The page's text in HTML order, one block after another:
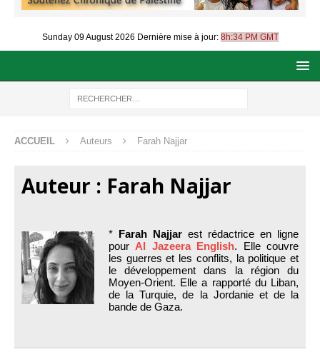
Sunday 09 August 2026 Dernière mise à jour: 8h:34 PM GMT
ACCUEIL Auteurs Farah Najjar
Auteur : Farah Najjar
* Farah Najjar est rédactrice en ligne
pour Al Jazeera English. Elle couvre
les guerres et les conflits, la politique et
le développement dans la région du
Moyen-Orient. Elle a rapporté du Liban,
de la Turquie, de la Jordanie et de la
bande de Gaza.